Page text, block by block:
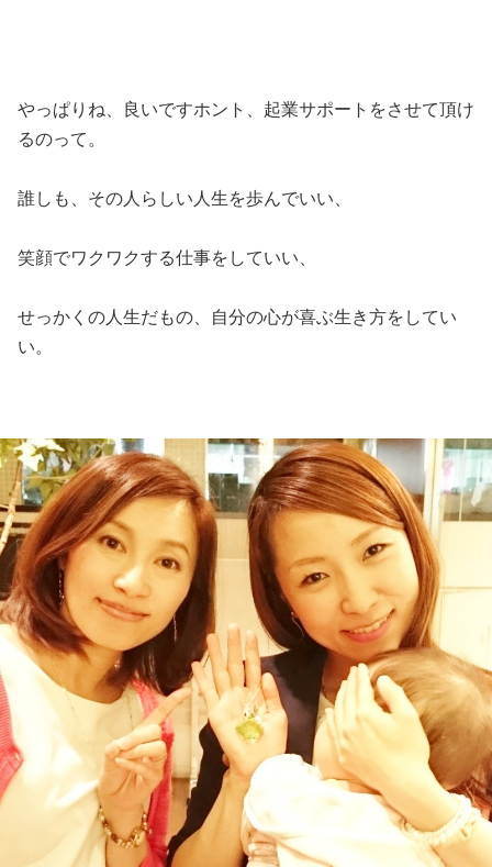
やっぱりね、良いですホント、起業サポートをさせて頂け
るのって。
誰しも、その人らしい人生を歩んでいい、
笑顔でワクワクする仕事をしていい、
せっかくの人生だもの、自分の心が喜ぶ生き方をしてい
い。